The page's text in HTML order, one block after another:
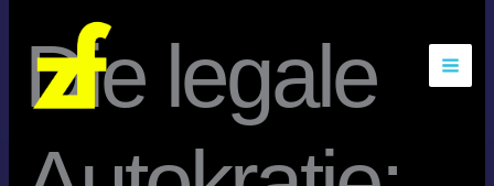
Inhalt
springenDie legale